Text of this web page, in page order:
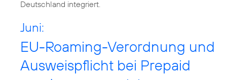
Deutschland integriert.
Juni:
EU-Roaming-Verordnung und
Ausweispflicht bei Prepaid